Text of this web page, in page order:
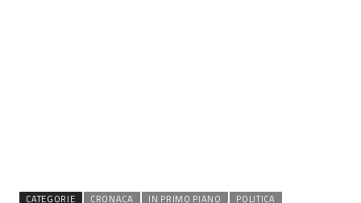
CATEGORIE CRONACA IN PRIMO PIANO
POLITICA